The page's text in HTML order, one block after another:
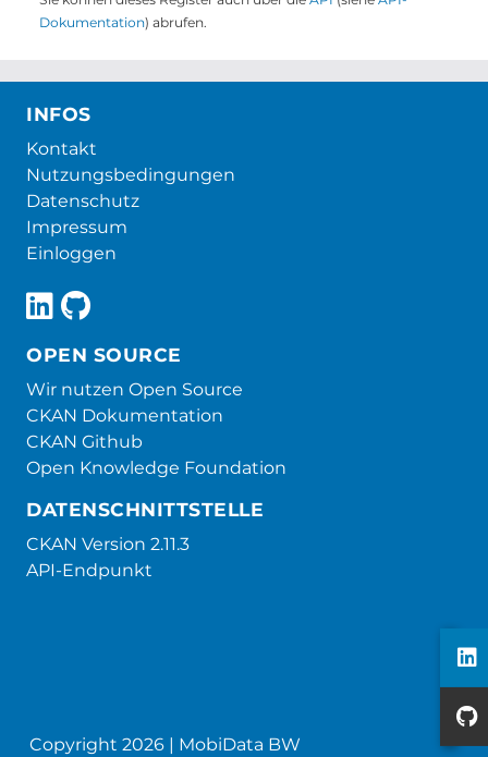
Dokumentation) abrufen.
INFOS
Kontakt
Nutzungsbedingungen
Datenschutz
Impressum
Einloggen
OPEN SOURCE
Wir nutzen Open Source
CKAN Dokumentation
CKAN Github
Open Knowledge Foundation
DATENSCHNITTSTELLE
CKAN Version 2.11.3
API-Endpunkt
Copyright 2026 | MobiData BW